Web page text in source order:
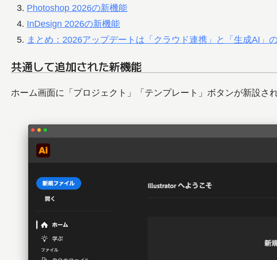
Photoshop 2026の新機能
InDesign 2026の新機能
まとめ：2026アップデートは「クラウド連携」と「生成AI」
共通して追加された新機能
ホーム画面に「プロジェクト」「テンプレート」ボタンが新設され